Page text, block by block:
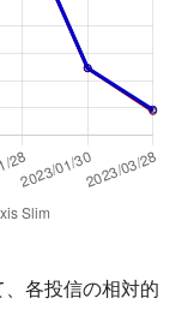
各投信の相対的